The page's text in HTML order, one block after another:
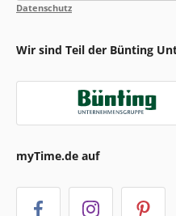
Datenschutz
Wir sind Teil der Bünting
myTime.de auf